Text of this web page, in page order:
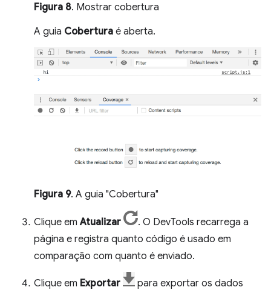
Figura 8. Mostrar cobertura
A guia Cobertura é aberta.
Figura 9. A guia "Cobertura"
Clique emAtualizar
. O DevTools recarrega a
página e registra quanto código é usado em
comparação com quanto é enviado.
Clique em Exportar
para exportar os dados